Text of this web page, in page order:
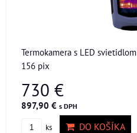
Termokamera s LED
156 pix
730 €
897,90 € s DPH
ks DO KOŠÍKA